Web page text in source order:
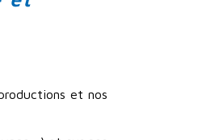
et nos